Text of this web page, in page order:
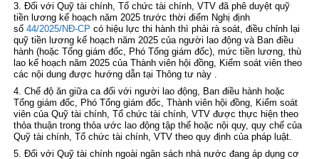
3. Đối với Quỹ tài chính, Tổ chức tài chính, VTV đã phê duyệt quỹ
tiền lương kế hoạch năm 2025 trước thời điểm Nghị định
số44/2025/NĐ-CP có hiệu lực thi hành thì phải rà soát, điều chỉnh lại
quỹ tiền lương kế hoạch năm 2025 của người lao động và Ban điều
hành (hoặc Tổng giám đốc, Phó Tổng giám đốc), mức tiền lương, thù
lao kế hoạch năm 2025 của Thành viên hội đồng, Kiểm soát viên theo
các nội dung được hướng dẫn tại Thông tư này .
4. Chế độ ăn giữa ca đối với người lao động, Ban điều hành hoặc
Tổng giám đốc, Phó Tổng giám đốc, Thành viên hội đồng, Kiểm soát
viên của Quỹ tài chính, Tổ chức tài chính, VTV được thực hiện theo
thỏa thuận trong thỏa ước lao động tập thể hoặc nội quy, quy chế của
Quỹ tài chính, Tổ chức tài chính, VTV theo quy định của pháp luật.
5. Đối với Quỹ tài chính ngoài ngân sách nhà nước đang áp dụng cơ